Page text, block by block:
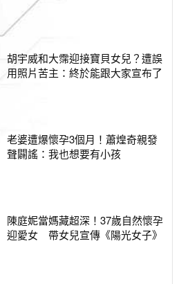
胡宇威和大霈迎接寶貝女兒？遭誤
用照片苦主：終於能跟大家宣布了
老婆遭爆懷孕3個月！蕭煌奇親發
聲闢謠：我也想要有小孩
陳庭妮當媽藏超深！37歲自然懷孕
迎愛女 帶女兒宣傳《陽光女子》